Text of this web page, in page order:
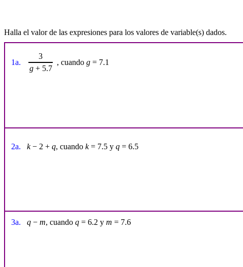
Halla el valor de las expresiones para los valores de variable(s) dados.
1a.
3
g+ 5.7
, cuando g = 7.1
2a. k− 2 + q, cuando k= 7.5 y q = 6.5
3a. q − m, cuando q = 6.2 y m = 7.6